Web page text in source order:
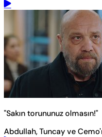
"Sakın torununuz olmasın!"
Abdullah, Tuncay ve